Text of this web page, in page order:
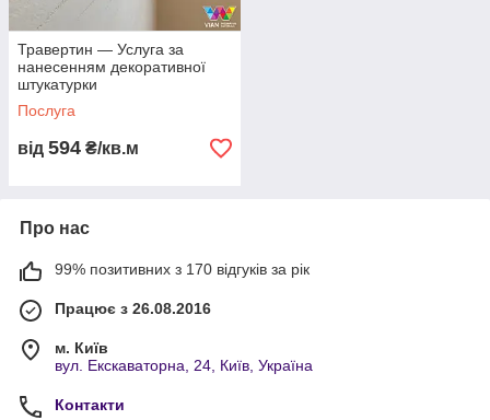
Травертин — Услуга за
нанесенням декоративної
штукатурки
Послуга
від 594 ₴/кв.м
Про нас
99% позитивних з 170 відгуків за рік
Працює з 26.08.2016
м. Київ
вул. Екскаваторна, 24, Київ, Україна
Контакти